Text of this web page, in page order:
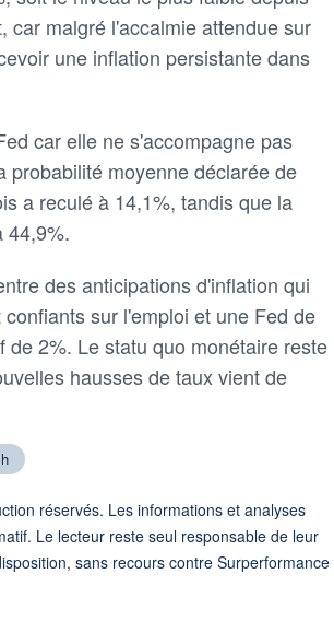
car malgré l'accalmie attendue sur
une inflation persistante dans
car elle ne s'accompagne pas
probabilité moyenne déclarée de
a reculé à 14,1%, tandis que la
44,9%.
des anticipations d'inflation qui
sur l'emploi et une Fed de
2%. Le statu quo monétaire reste
hausses de taux vient de
réservés. Les informations et analyses
Le lecteur reste seul responsable de leur
sans recours contre Surperformance